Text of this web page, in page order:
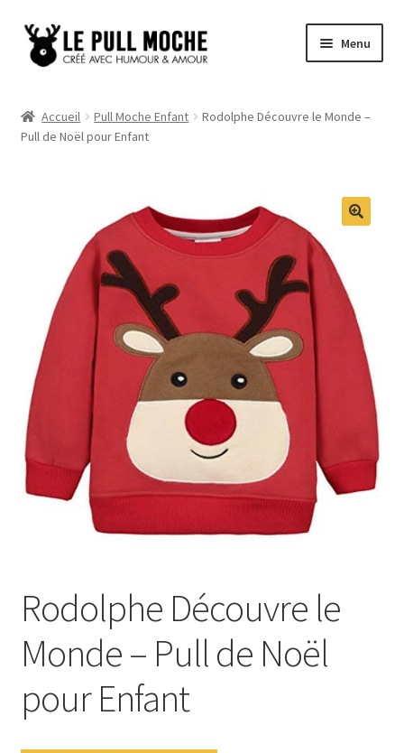
Aller
Aller
au
Menu
Pull Noël Femme
Pull Enfant
Pull Noël Promo
Accueil Pull Moche Enfant
Rodolphe Découvre le Monde –
Pull de Noël pour Enfant
Rodolphe Découvre le
Monde – Pull de Noël
pour Enfant